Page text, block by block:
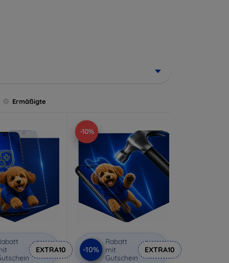
Ermäßigte
EXTRA10
-10%
-10%
Rabatt
mit
Gutschein
EXTRA10